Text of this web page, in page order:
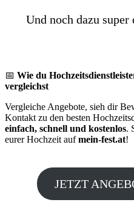
Und noch dazu
📅 Wie du
vergleichst
Vergleiche Angebote, sieh dir
Kontakt zu den besten
einfach, schnell und kostenlos.
eurer Hochzeit aufmein-fest.at!
JETZT